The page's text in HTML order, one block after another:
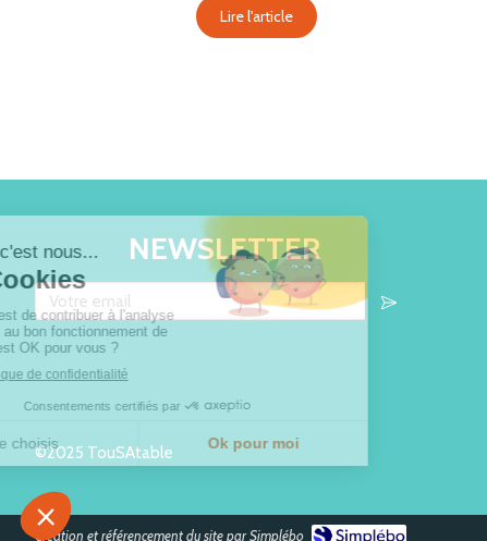
Lire l'article
NEWSLETTER
Votre email
©2025 TouSAtable
Création et référencement du site par Simplébo